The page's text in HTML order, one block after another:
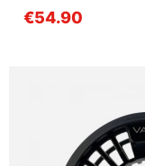
€54.90